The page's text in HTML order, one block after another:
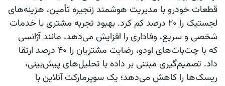
قطعات خودرو با مدیریت هوشمند زنجیره تأمین، هزینه‌های
لجستیک را ۲۰ درصد کم کرد. بهبود تجربه مشتری با خدمات
شخصی و سریع، وفاداری را افزایش می‌دهد، مانند آژانسی
که با چت‌بات‌های اودو
، رضایت مشتریان را ۴۰ درصد ارتقا
داد. تصمیم‌گیری مبتنی بر داده با تحلیل‌های پیش‌بینی،
ریسک‌ها را کاهش می‌دهد؛ یک سوپرمارکت آنلاین با